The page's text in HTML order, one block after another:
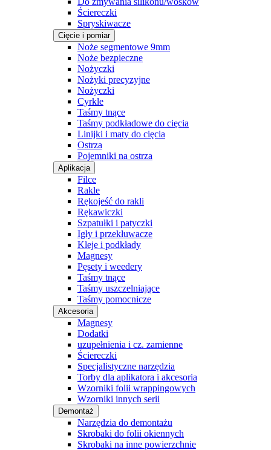
Ściereczki
Spryskiwacze
Cięcie i pomiar
Noże segmentowe 9mm
Noże bezpieczne
Nożyczki
Nożyki precyzyjne
Nożyczki
Cyrkle
Taśmy tnące
Taśmy podkładowe do cięcia
Linijki i maty do cięcia
Ostrza
Pojemniki na ostrza
Aplikacja
Filce
Rakle
Rękojeść do rakli
Rękawiczki
Szpatułki i patyczki
Igły i przekłuwacze
Kleje i podkłady
Magnesy
Pęsety i weedery
Taśmy tnące
Taśmy uszczelniające
Taśmy pomocnicze
Akcesoria
Magnesy
Dodatki
uzupełnienia i cz. zamienne
Ściereczki
Specjalistyczne narzędzia
Torby dla aplikatora i akcesoria
Wzorniki folii wrappingowych
Wzorniki innych serii
Demontaż
Narzędzia do demontażu
Skrobaki do folii okiennych
Skrobaki na inne powierzchnie